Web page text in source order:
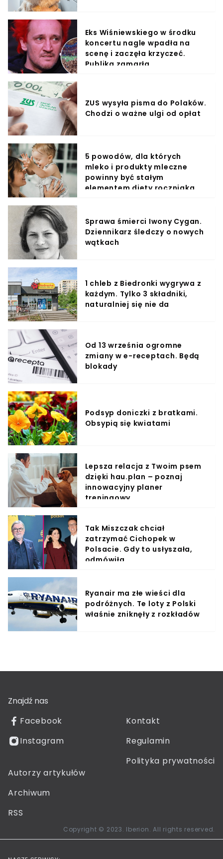
Eks Wiśniewskiego w środku
koncertu nagle wpadła na
scenę i zaczęła krzyczeć.
Publika zamarła
ZUS wysyła pisma do Polaków.
Chodzi o ważne ulgi od opłat
5 powodów, dla których
mleko i produkty mleczne
powinny być stałym
elementem diety roczniaka
Sprawa śmierci Iwony Cygan.
Dziennikarz śledczy o nowych
wątkach
1 chleb z Biedronki wygrywa z
każdym. Tylko 3 składniki,
naturalniej się nie da
Od 13 września ogromne
zmiany w e-receptach. Będą
blokady
Podsyp doniczki z bratkami.
Obsypią się kwiatami
Lepsza relacja z Twoim psem
dzięki hau.plan – poznaj
innowacyjny planer
treningowy
Tak Miszczak chciał
zatrzymać Cichopek w
Polsacie. Gdy to usłyszała,
odmówiła
Ryanair ma złe wieści dla
podróżnych. Te loty z Polski
właśnie zniknęły z rozkładów
Znajdź nas
Facebook
Instagram
Kontakt
Regulamin
Polityka prywatności
Autorzy artykułów
Archiwum
RSS
Copyright © 2023. Iberion. All rights reserved.